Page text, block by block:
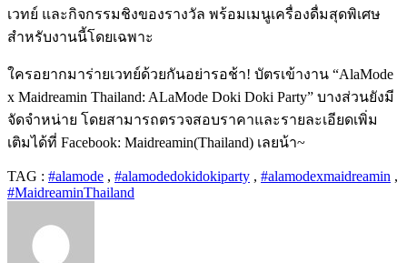
เวทย์ และกิจกรรมชิงของรางวัล พร้อมเมนูเครื่องดื่มสุดพิเศษ
สำหรับงานนี้โดยเฉพาะ
ใครอยากมาร่ายเวทย์ด้วยกันอย่ารอช้า! บัตรเข้างาน “AlaMode
x Maidreamin Thailand: ALaMode Doki Doki Party” บางส่วนยังมี
จัดจำหน่าย โดยสามารถตรวจสอบราคาและรายละเอียดเพิ่ม
เติมได้ที่ Facebook: Maidreamin(Thailand) เลยน้า~
TAG : #alamode , #alamodedokidokiparty , #alamodexmaidreamin ,
#MaidreaminThailand